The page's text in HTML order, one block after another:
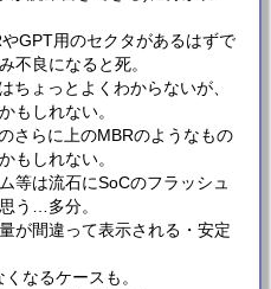
GPT用のセクタがあるはずで
不良になると死。
ちょっとよくわからないが、
もしれない。
さらに上のMBRのようなもの
もしれない。
等は流石にSoCのフラッシュ
う…多分。
が間違って表示される・安定
なるケースも。